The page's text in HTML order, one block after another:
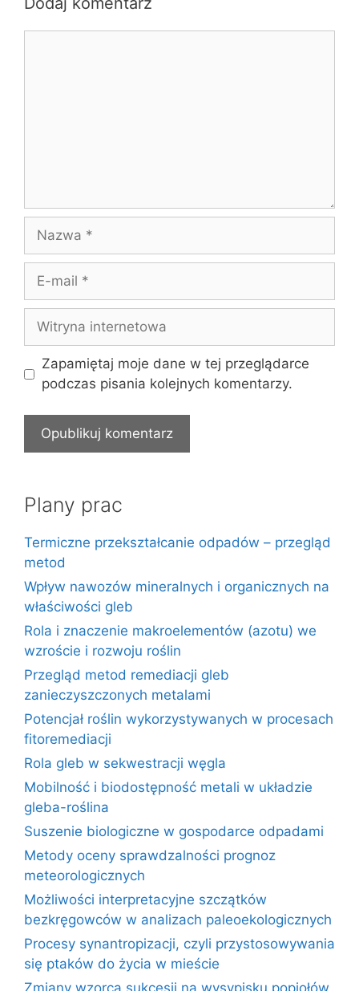
Nazwa
Witryna
internetowa
Zapamiętaj moje dane w tej przeglądarce
podczas pisania kolejnych komentarzy.
Plany prac
Termiczne przekształcanie odpadów – przegląd
metod
Wpływ nawozów mineralnych i organicznych na
właściwości gleb
Rola i znaczenie makroelementów (azotu) we
wzroście i rozwoju roślin
Przegląd metod remediacji gleb
zanieczyszczonych metalami
Potencjał roślin wykorzystywanych w procesach
fitoremediacji
Rola gleb w sekwestracji węgla
Mobilność i biodostępność metali w układzie
gleba-roślina
Suszenie biologiczne w gospodarce odpadami
Metody oceny sprawdzalności prognoz
meteorologicznych
Możliwości interpretacyjne szczątków
bezkręgowców w analizach paleoekologicznych
Procesy synantropizacji, czyli przystosowywania
się ptaków do życia w mieście
Zmiany wzorca sukcesji na wysypisku popiołów